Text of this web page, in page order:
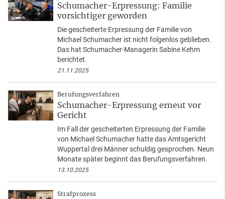
Schumacher-Erpressung: Familie
vorsichtiger geworden
Die gescheiterte Erpressung der Familie von
Michael Schumacher ist nicht folgenlos geblieben.
Das hat Schumacher-Managerin Sabine Kehm
berichtet.
21.11.2025
Berufungsverfahren
Schumacher-Erpressung erneut vor
Gericht
Im Fall der gescheiterten Erpressung der Familie
von Michael Schumacher hatte das Amtsgericht
Wuppertal drei Männer schuldig gesprochen. Neun
Monate später beginnt das Berufungsverfahren.
13.10.2025
Strafprozess